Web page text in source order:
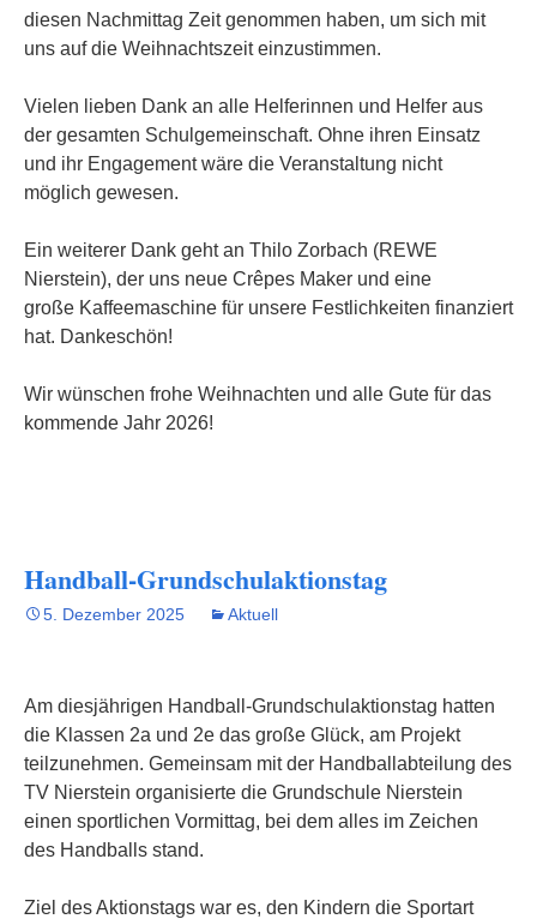
diesen Nachmittag Zeit genommen haben, um sich mit
uns auf die Weihnachtszeit einzustimmen.
Vielen lieben Dank an alle Helferinnen und Helfer aus
der gesamten Schulgemeinschaft. Ohne ihren Einsatz
und ihr Engagement wäre die Veranstaltung nicht
möglich gewesen.
Ein weiterer Dank geht an Thilo Zorbach (REWE
Nierstein), der uns neue Crêpes Maker und eine
große Kaffeemaschine für unsere Festlichkeiten finanziert
hat. Dankeschön!
Wir wünschen frohe Weihnachten und alle Gute für das
kommende Jahr 2026!
Handball-Grundschulaktionstag
5. Dezember 2025 Aktuell
Am diesjährigen Handball-Grundschulaktionstag hatten
die Klassen 2a und 2e das große Glück, am Projekt
teilzunehmen. Gemeinsam mit der Handballabteilung des
TV Nierstein organisierte die Grundschule Nierstein
einen sportlichen Vormittag, bei dem alles im Zeichen
des Handballs stand.
Ziel des Aktionstags war es, den Kindern die Sportart